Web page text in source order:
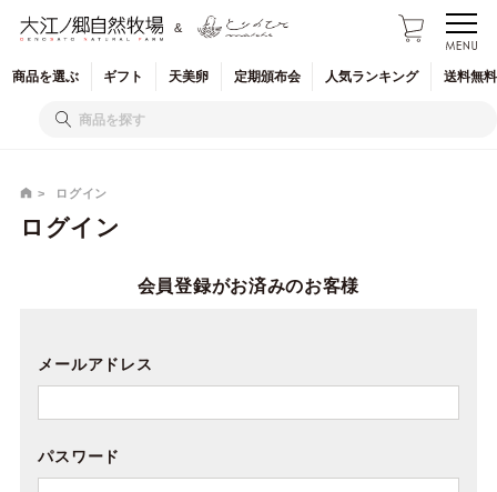
&
商品を選ぶ ギフト 天美卵 定期頒布会 人気ランキング 送料無
ログイン
ログイン
会員登録がお済みのお客様
メールアドレス
パスワード